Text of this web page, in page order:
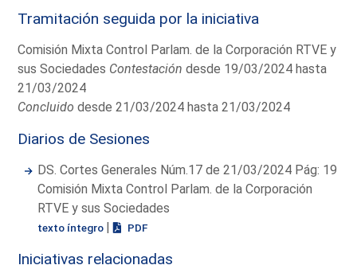
Tramitación seguida por la iniciativa
Comisión Mixta Control Parlam. de la Corporación RTVE y
sus Sociedades Contestación desde 19/03/2024 hasta
21/03/2024
Concluido desde 21/03/2024 hasta 21/03/2024
Diarios de Sesiones
DS. Cortes Generales Núm.17 de 21/03/2024 Pág: 19
Comisión Mixta Control Parlam. de la Corporación
RTVE y sus Sociedades
texto íntegro | PDF
Iniciativas relacionadas